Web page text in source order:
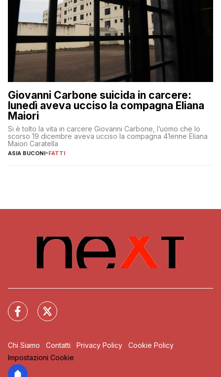
Giovanni Carbone suicida in carcere:
lunedì aveva ucciso la compagna Eliana
Maiori
Si è tolto la vita in carcere Giovanni Carbone, l’uomo che lo
scorso 19 dicembre aveva ucciso la compagna 41enne Eliana
Maiori Caratella
ASIA BUCONI-FATTI
Chi Siamo Contatti Privacy Policy
Cookie Policy
Impostazioni Cookie